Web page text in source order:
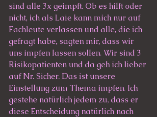
sind alle 3x geimpft. Ob es hilft oder
nicht, ich als Laie kann mich nur auf
Fachleute verlassen und alle, die ich
gefragt habe, sagten mir, dass wir
uns impfen lassen sollen. Wir sind 3
Risikopatienten und da geh ich lieber
auf Nr. Sicher. Das ist unsere
Einstellung zum Thema impfen. Ich
gestehe natürlich jedem zu, dass er
diese Entscheidung natürlich nach